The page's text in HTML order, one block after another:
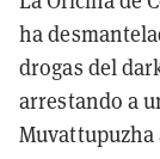
ha
drogas del
arrestando a
Muvattupuzha